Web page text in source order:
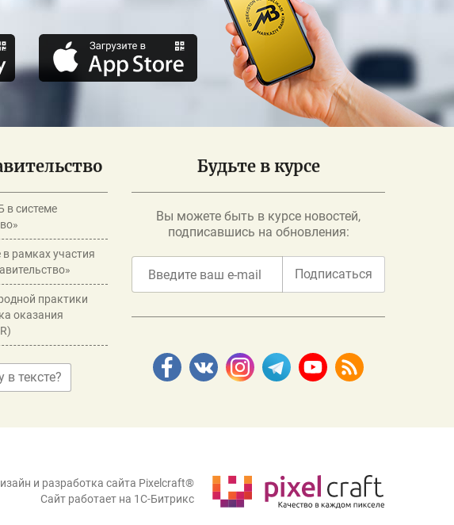
в системе
рамках участия
практики
оказания
тексте?
Будьте в курсе
Вы можете быть в курсе новостей,
подписавшись на обновления:
Подписаться
и разработка сайта Pixelcraft®
Сайт работает на 1C-Битрикс